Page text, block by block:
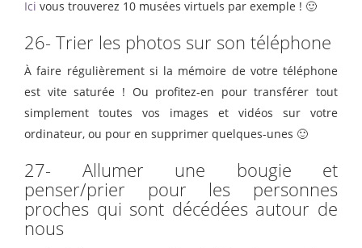
Ici vous trouverez 10 musées virtuels par exemple ! 🙂
26- Trier les photos sur son téléphone
À faire régulièrement si la mémoire de votre téléphone
est vite saturée ! Ou profitez-en pour transférer tout
simplement toutes vos images et vidéos sur votre
ordinateur, ou pour en supprimer quelques-unes 🙂
27- Allumer une bougie et
penser/prier pour les personnes
proches qui sont décédées autour de
nous